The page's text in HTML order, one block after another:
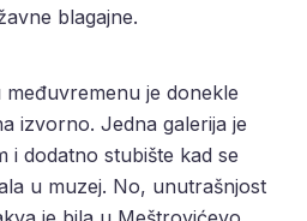
blagajne.
je donekle
izvorno. Jedna galerija je
i dodatno stubište kad se
u muzej. No, unutrašnjost